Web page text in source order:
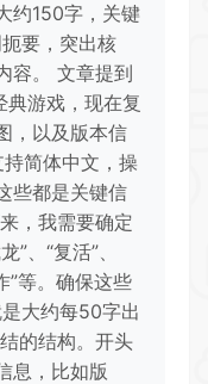
约150字，关键
要，突出核
容。 文章提到
典游戏，现在复
，以及版本信
持简体中文，操
些都是关键信
，我需要确定
、“复活”、
”等。确保这些
大约每50字出
的结构。开头
息，比如版